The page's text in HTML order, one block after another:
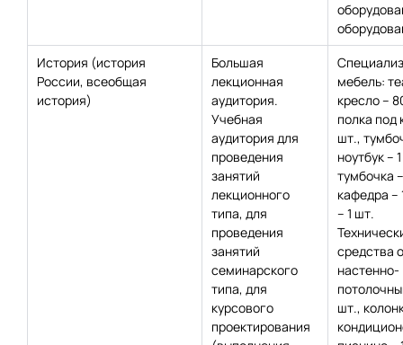
История (история
России, всеобщая
история)
Большая
лекционная
аудитория.
Учебная
аудитория для
проведения
занятий
лекционного
типа, для
проведения
занятий
семинарского
типа, для
курсового
проектирования
мебель:
кресло –
полка под
шт.,
ноутбук –
тумбочка
кафедра –
– 1 шт.
средства
настенно-
шт.,